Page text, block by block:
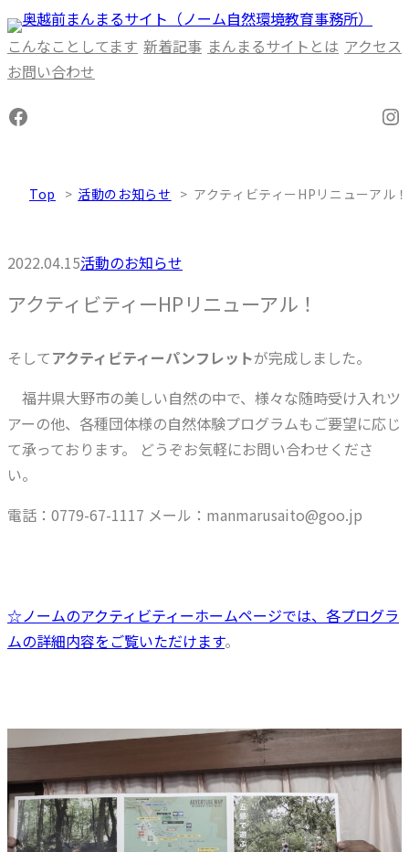
内
容
を
キ
こんなことしてます 新着記事 まんまるサイトとは アクセス
お問い合わせ
Facebook
Top 活動のお知らせ アクティビティーHPリニューアル！
2022.04.15活動のお知らせ
アクティビティーHPリニューアル！
そしてアクティビティーパンフレットが完成しました。
福井県大野市の美しい自然の中で、様々な随時受け入れツ
アーの他、各種団体様の自然体験プログラムもご要望に応じ
て承っております。 どうぞお気軽にお問い合わせくださ
い。
電話：0779-67-1117 メール：manmarusaito@goo.jp
☆ノームのアクティビティーホームページでは、各プログラ
ムの詳細内容をご覧いただけます。